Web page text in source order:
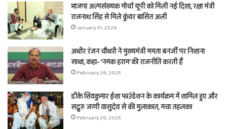
भाजपा अल्पसंख्यक मोर्चा यूपी को मिली नई दिशा, रक्षा मंत्री
राजनाथ सिंह से मिले कुंवर बासित अली
January 31, 2026
अधीर रंजन चौधरी ने मुख्यमंत्री ममता बनर्जी पर निशाना
साधा, कहा- ‘नमक हराम’ की राजनीति करती हैं
February 28, 2025
डीके शिवकुमार ईशा फाउंडेशन के कार्यक्रम में शामिल हुए और
सद्गुरु जग्गी वासुदेव से की मुलाकात, मचा तहलका
February 28, 2025